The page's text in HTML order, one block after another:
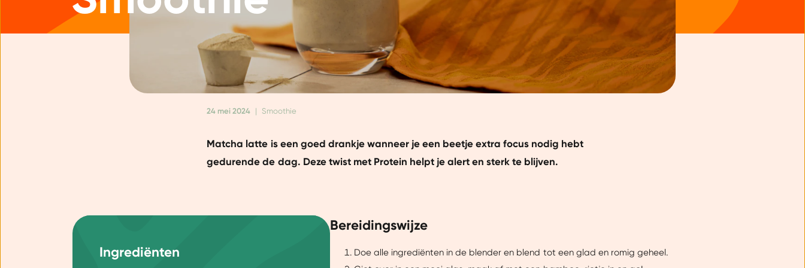
24 mei 2024 | Smoothie
Matcha latte is een goed drankje wanneer je een beetje extra focus nodig hebt
gedurende de dag. Deze twist met Protein helpt je alert en sterk te blijven.
Ingrediënten
Bereidingswijze
Doe alle ingrediënten in de blender en blend tot een glad en romig geheel.